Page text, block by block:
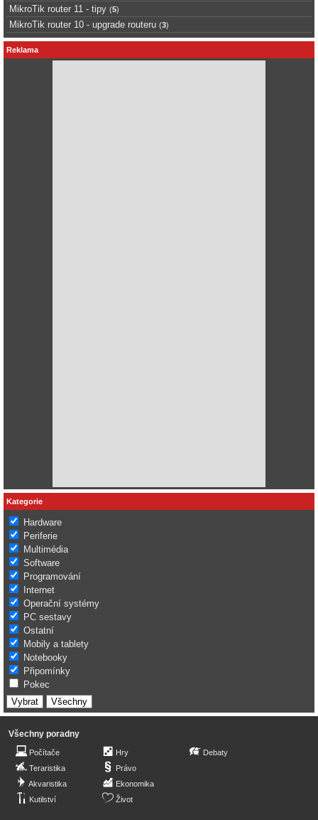
MikroTik router 11 - tipy (5)
MikroTik router 10 - upgrade routeru (3)
Reklama
Kategorie
Hardware
Periferie
Multimédia
Software
Programování
Internet
Operační systémy
PC sestavy
Ostatní
Mobily a tablety
Notebooky
Připomínky
Pokec
Všechny poradny
Počítače
Teraristika
Akvaristika
Kutilství
Hry
Právo
Ekonomika
Život
Debaty